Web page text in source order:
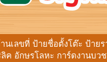
นเลขที่ ป้ายชื่อตั้งโต๊ะ ป้า
อักษรโลหะ การ์ดงานบว